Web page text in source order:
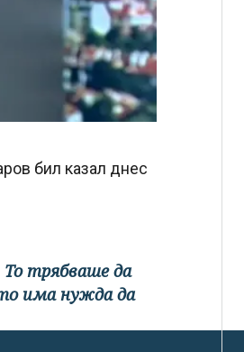
бил казал днес
трябваше да
има нужда да